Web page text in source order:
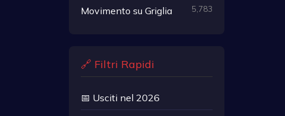
Movimento su Griglia 5,783
🔗 Filtri Rapidi
📅 Usciti nel 2026